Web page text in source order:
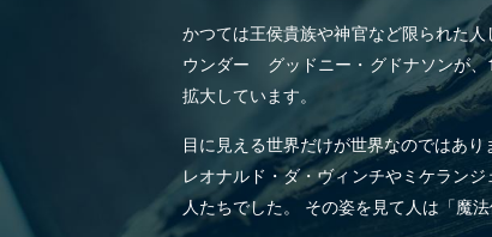
かつては王侯貴族や神官など限られた
ウンダー グッドニー・グドナソンが、
拡大しています。
目に見える世界だけが世界なのではあ
レオナルド・ダ・ヴィンチやミケラン
人たちでした。 その姿を見て人は「魔